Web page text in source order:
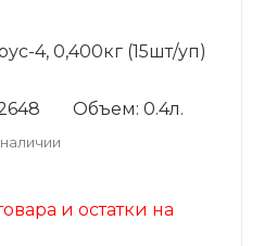
4, 0,400кг (15шт/уп)
Объем: 0.4л.
и остатки на